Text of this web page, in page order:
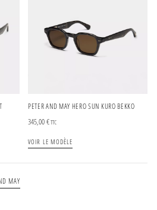
PETER AND MAY HERO SUN KURO BEKKO
345,00€TTC
VOIR LE MODÈLE
MAY